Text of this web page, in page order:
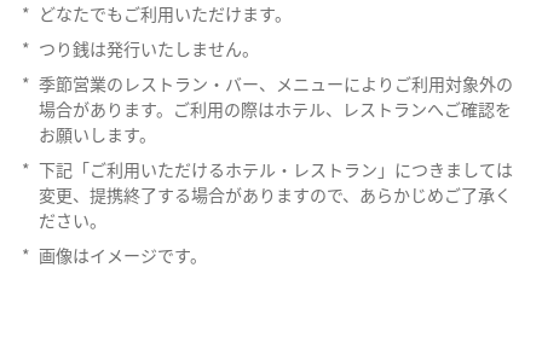
* どなたでもご利用いただけます。
* つり銭は発行いたしません。
* 季節営業のレストラン・バー、メニューによりご利用対象外の
場合があります。ご利用の際はホテル、レストランへご確認を
お願いします。
* 下記「ご利用いただけるホテル・レストラン」につきましては
変更、提携終了する場合がありますので、あらかじめご了承く
ださい。
* 画像はイメージです。